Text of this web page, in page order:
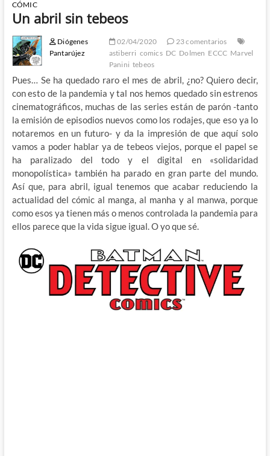
CÓMIC
Un abril sin tebeos
Diógenes
Pantarújez
02/04/2020
23 comentarios
astiberri comics DC Dolmen ECCC Marvel
Panini tebeos
Pues… Se ha quedado raro el mes de abril, ¿no? Quiero decir,
con esto de la pandemia y tal nos hemos quedado sin estrenos
cinematográficos, muchas de las series están de parón -tanto
la emisión de episodios nuevos como los rodajes, que eso ya lo
notaremos en un futuro- y da la impresión de que aquí solo
vamos a poder hablar ya de tebeos viejos, porque el papel se
ha paralizado del todo y el digital en «solidaridad
monopolística» también ha parado en gran parte del mundo.
Así que, para abril, igual tenemos que acabar reduciendo la
actualidad del cómic al manga, al manha y al manwa, porque
como esos ya tienen más o menos controlada la pandemia para
ellos parece que la vida sigue igual. O yo que sé.